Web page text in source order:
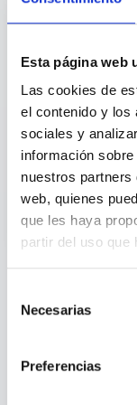
Esta página web
Las cookies de
el contenido y los
sociales y
información
nuestros
web, quienes
que les haya
partir del uso que
Necesarias
Preferencias
Datos
Métricas
Privacidad
para